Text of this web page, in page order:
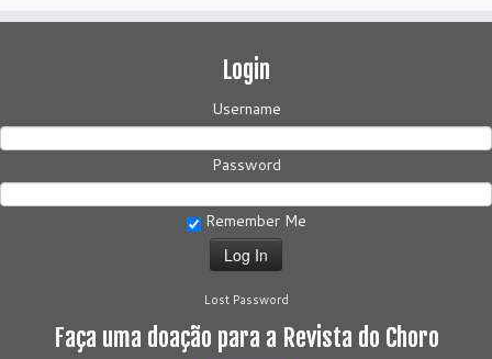
Login
Username
Password
Remember Me
Lost Password
Faça uma doação para a Revista do Choro